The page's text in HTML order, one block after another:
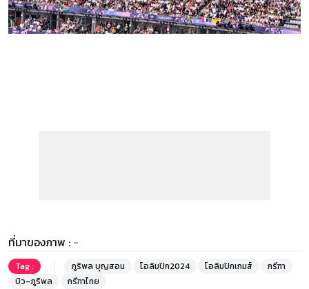
ที่มาของภาพ : -
Tag : ภูริพล บุญสอน โอลิมปิก2024 โอลิมปิกเกมส์
กรีฑา
บิว-ภูริพล
กรีฑาไทย